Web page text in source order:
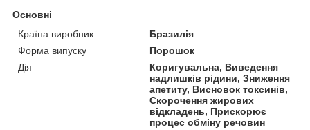
Основні
Країна виробник
Бразилія
Форма випуску
Порошок
Дія
Коригувальна, Виведення
надлишків рідини, Зниження
апетиту, Висновок токсинів,
Скорочення жирових
відкладень, Прискорює
процес обміну речовин